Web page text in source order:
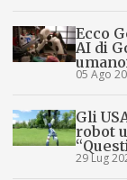
Ecco
AI di
05 Ago
Gli
robot
29 Lug